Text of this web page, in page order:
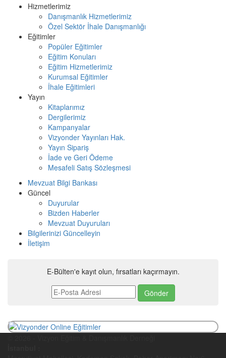
Hizmetlerimiz
Danışmanlık Hizmetlerimiz
Özel Sektör İhale Danışmanlığı
Eğitimler
Popüler Eğitimler
Eğitim Konuları
Eğitim Hizmetlerimiz
Kurumsal Eğitimler
İhale Eğitimleri
Yayın
Kitaplarımız
Dergilerimiz
Kampanyalar
Vizyonder Yayınları Hak.
Yayın Sipariş
İade ve Geri Ödeme
Mesafeli Satış Sözleşmesi
Mevzuat Bilgi Bankası
Güncel
Duyurular
Bizden Haberler
Mevzuat Duyuruları
Bilgilerinizi Güncelleyin
İletişim
E-Bülten'e kayıt olun, fırsatları kaçırmayın.